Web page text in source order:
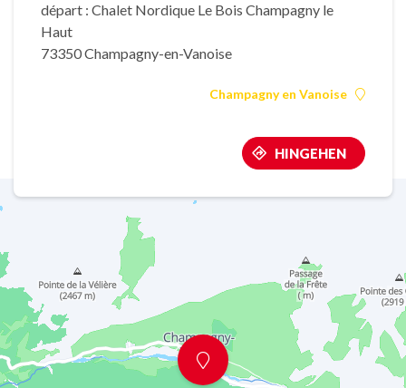
départ : Chalet Nordique Le Bois Champagny le
Haut
73350 Champagny-en-Vanoise
Champagny en Vanoise
HINGEHEN